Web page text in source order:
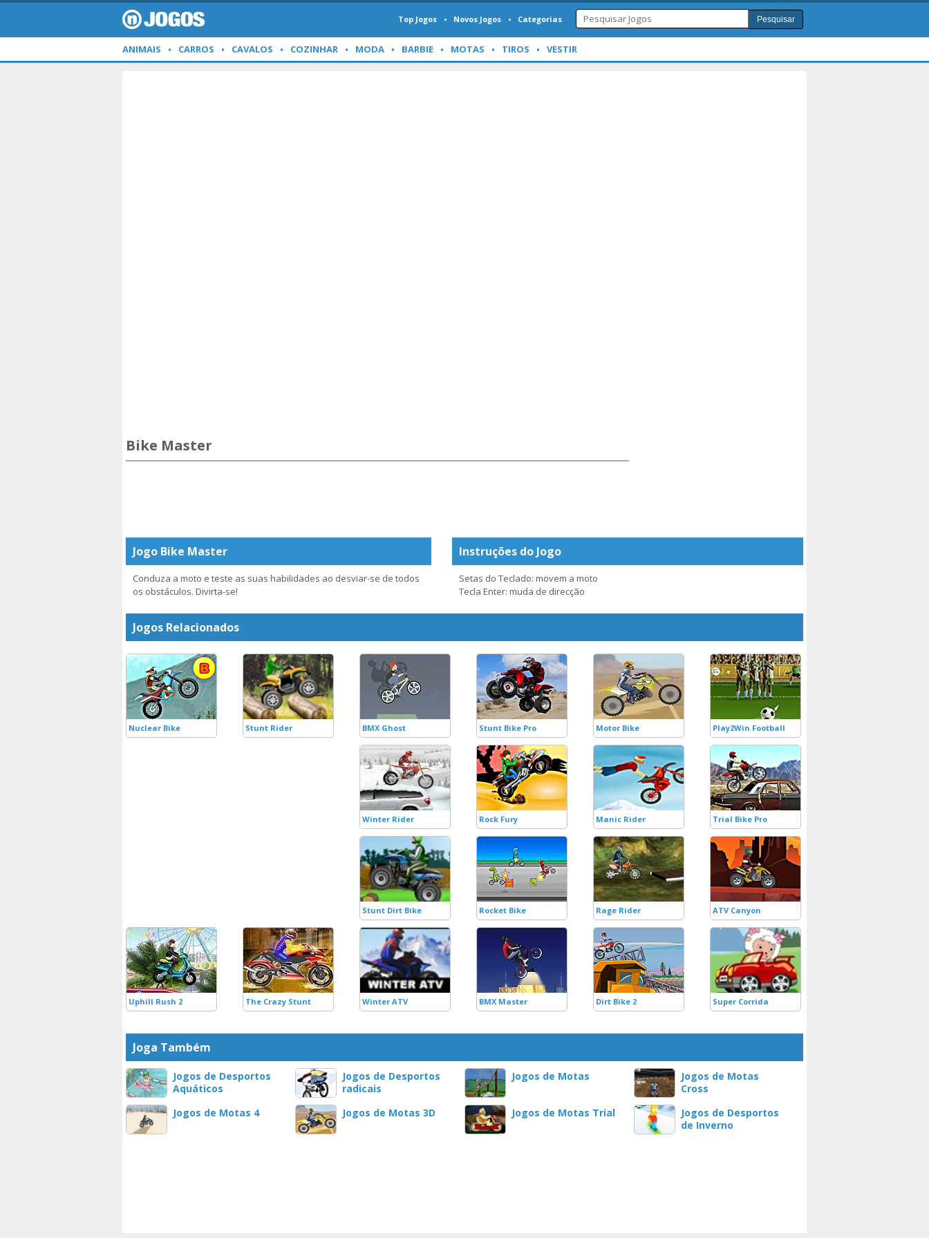
Top Jogos Novos Jogos Categorias Pesquisar
ANIMAIS CARROS CAVALOS COZINHAR MODA BARBIE MOTAS TIROS VESTIR
Bike Master
Jogo Bike Master
Conduza a moto e teste as suas habilidades ao desviar-se de todos
os obstáculos. Divirta-se!
Instruções do Jogo
Setas do Teclado: movem a moto
Tecla Enter: muda de direcção
Jogos Relacionados
Nuclear Bike Stunt Rider BMX Ghost Stunt Bike Pro Motor Bike Play2Win Football
Winter Rider Rock Fury Manic Rider Trial Bike Pro
Stunt Dirt Bike Rocket Bike Rage Rider ATV Canyon
Uphill Rush 2 The Crazy Stunt Winter ATV BMX Master Dirt Bike 2 Super Corrida
Joga Também
Jogos de Desportos
Aquáticos
Jogos de Desportos
radicais
Jogos de Motas
Jogos de Motas
Cross
Jogos de Motas 4
Jogos de Motas 3D Jogos de Motas Trial
Jogos de Desportos
de Inverno